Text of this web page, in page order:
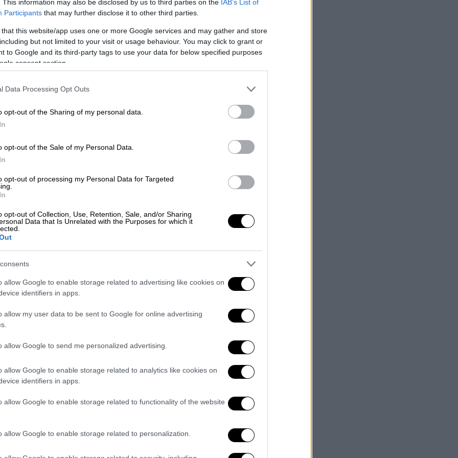
This information may also be disclosed by us to third parties on the IAB’s List of
Participants that may further disclose it to other third parties.
that this website/app uses one or more Google services and may gather and store
but not limited to your visit or usage behaviour. You may click to grant or
to Google and its third-party tags to use your data for below specified purposes
consent section.
Data Processing Opt Outs
opt-out of the Sharing of my personal data.
opt-out of the Sale of my Personal Data.
opt-out of processing my Personal Data for Targeted
opt-out of Collection, Use, Retention, Sale, and/or Sharing
Data that Is Unrelated with the Purposes for which it
allow Google to enable storage related to advertising like cookies on
identifiers in apps.
allow my user data to be sent to Google for online advertising
allow Google to send me personalized advertising.
allow Google to enable storage related to analytics like cookies on
identifiers in apps.
allow Google to enable storage related to functionality of the website
allow Google to enable storage related to personalization.
Συνάντηση Ν. Δένδια με τον
υπουργό Άμυνας του Βασιλείου
της Σαουδικής Αραβίας, αύριο
την εμβάθυνση της στρατηγικής
χωρών
Κόσμος|14.10.2024 22:45
Καταδικάστηκε για δολοφονία
ο Μάρτιν Νάουμαν, 80 ετών, κρίθηκε
ένοχος για δολοφονία
Ανατροπή νταλίκας στην Εύβοια:
Περιπέτεια για τον οδηγό
Ο οδηγός δεν μπορούσε να βγει από